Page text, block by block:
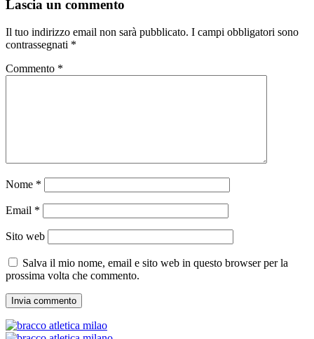
Lascia un commento
Il tuo indirizzo email non sarà pubblicato. I campi obbligatori sono
contrassegnati *
Commento *
Nome *
Email *
Sito web
Salva il mio nome, email e sito web in questo browser per la
prossima volta che commento.